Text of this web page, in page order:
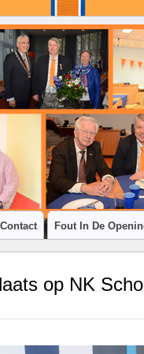
Contact Fout In De
op NK